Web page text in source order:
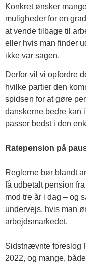
Konkret ønsker
muligheder for en
at vende tilbage til
eller hvis man finder
ikke var sagen.
Derfor vil vi opfordre
hvilke partier den
spidsen for at gøre
danskerne bedre kan
passer bedst i den
Ratepension på
Reglerne bør blandt
få udbetalt pension
mod tre år i dag – og
undervejs, hvis man
arbejdsmarkedet.
Sidstnævnte foreslog
2022, og mange,